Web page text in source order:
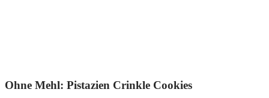
Ohne Mehl: Pistazien Crinkle Cookies